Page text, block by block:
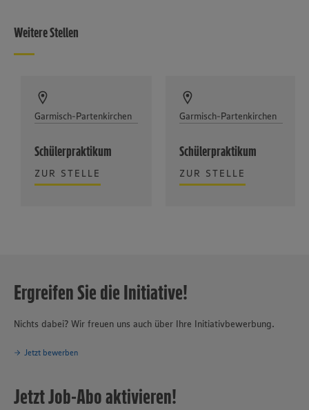
Weitere Stellen
Garmisch-Partenkirchen
Schülerpraktikum
ZUR STELLE
Garmisch-Partenkirchen
Schülerpraktikum
ZUR STELLE
Ergreifen Sie die Initiative!
Nichts dabei? Wir freuen uns auch über Ihre Initiativbewerbung.
Jetzt bewerben
Jetzt Job-Abo aktivieren!